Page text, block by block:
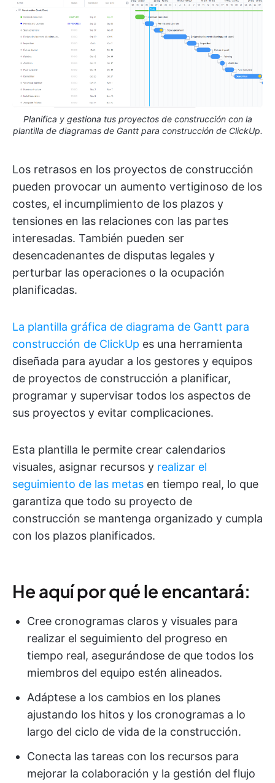
Planifica y gestiona tus proyectos de construcción con la
plantilla de diagramas de Gantt para construcción de ClickUp.
Los retrasos en los proyectos de construcción
pueden provocar un aumento vertiginoso de los
costes, el incumplimiento de los plazos y
tensiones en las relaciones con las partes
interesadas. También pueden ser
desencadenantes de disputas legales y
perturbar las operaciones o la ocupación
planificadas.
La plantilla gráfica de diagrama de Gantt para
construcción de ClickUp es una herramienta
diseñada para ayudar a los gestores y equipos
de proyectos de construcción a planificar,
programar y supervisar todos los aspectos de
sus proyectos y evitar complicaciones.
Esta plantilla le permite crear calendarios
visuales, asignar recursos y realizar el
seguimiento de las metas en tiempo real, lo que
garantiza que todo su proyecto de
construcción se mantenga organizado y cumpla
con los plazos planificados.
He aquí por qué le encantará:
Cree cronogramas claros y visuales para
realizar el seguimiento del progreso en
tiempo real, asegurándose de que todos los
miembros del equipo estén alineados.
Adáptese a los cambios en los planes
ajustando los hitos y los cronogramas a lo
largo del ciclo de vida de la construcción.
Conecta las tareas con los recursos para
mejorar la colaboración y la gestión del flujo